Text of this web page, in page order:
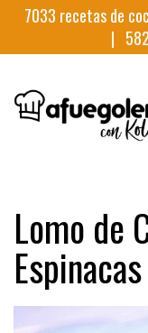
7033 recetas de
| 582
Lomo de
Espinacas